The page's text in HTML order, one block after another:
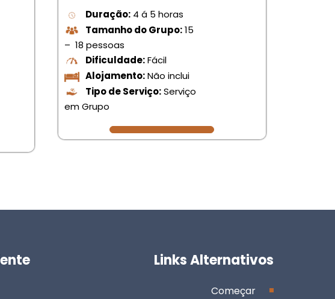
Duração: 4 á 5 horas
Tamanho do Grupo:15
– 18 pessoas
Dificuldade:Fácil
Alojamento:Não inclui
Tipo de Serviço:Serviço
em Grupo
Links Alternativos
Começar